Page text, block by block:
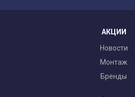
АКЦИИ
Новости
Монтаж
Бренды